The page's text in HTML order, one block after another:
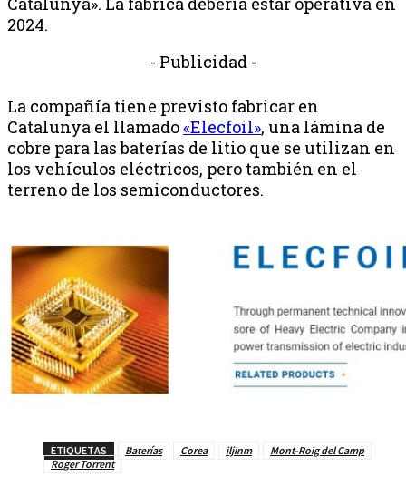
2024.
- Publicidad -
La compañía tiene previsto fabricar en
Catalunya el llamado«Elecfoil», una lámina de
cobre para las baterías de litio que se utilizan en
los vehículos eléctricos, pero también en el
terreno de los semiconductores.
ETIQUETAS Baterías Corea iljinm
Mont-Roig del Camp
Roger Torrent